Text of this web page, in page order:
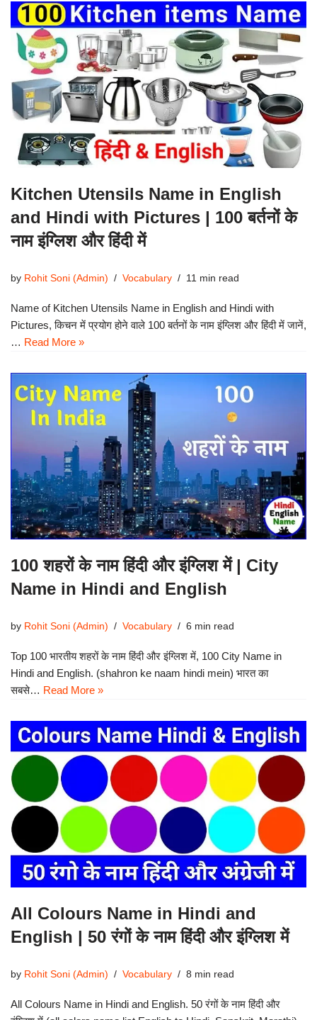
Kitchen Utensils Name in English
and Hindi with Pictures | 100 बर्तनों के
नाम इंग्लिश और हिंदी में
by Rohit Soni (Admin) Vocabulary 11 min read
Name of Kitchen Utensils Name in English and Hindi with
Pictures, किचन में प्रयोग होने वाले 100 बर्तनों के नाम इंग्लिश और हिंदी में जानें,
… Read More »
100 शहरों के नाम हिंदी और इंग्लिश में | City
Name in Hindi and English
by Rohit Soni (Admin) Vocabulary 6 min read
Top 100 भारतीय शहरों के नाम हिंदी और इंग्लिश में, 100 City Name in
Hindi and English. (shahron ke naam hindi mein) भारत का
सबसे… Read More »
All Colours Name in Hindi and
English | 50 रंगों के नाम हिंदी और इंग्लिश में
by Rohit Soni (Admin) Vocabulary 8 min read
All Colours Name in Hindi and English. 50 रंगों के नाम हिंदी और